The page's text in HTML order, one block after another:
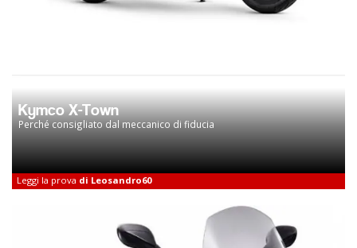
Kymco X-Town
Perché consigliato dal meccanico di fiducia
Leggi la prova di Leosandro60